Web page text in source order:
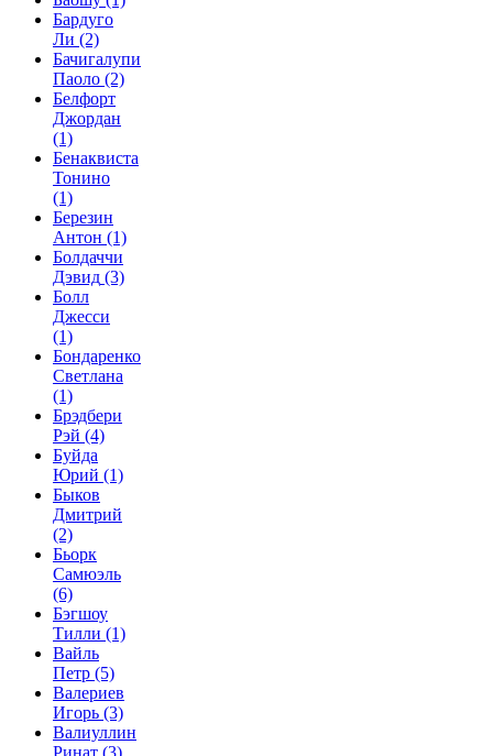
Бардуго
Ли (2)
Бачигалупи
Паоло (2)
Белфорт
Джордан
(1)
Бенаквиста
Тонино
(1)
Березин
Антон (1)
Болдаччи
Дэвид (3)
Болл
Джесси
(1)
Бондаренко
Светлана
(1)
Брэдбери
Рэй (4)
Буйда
Юрий (1)
Быков
Дмитрий
(2)
Бьорк
Самюэль
(6)
Бэгшоу
Тилли (1)
Вайль
Петр (5)
Валериев
Игорь (3)
Валиуллин